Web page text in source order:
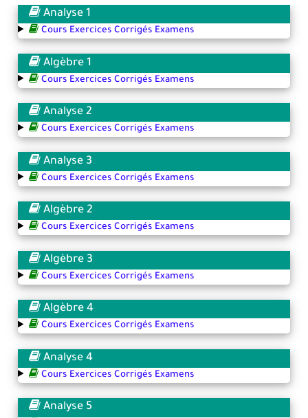
Analyse 1
Cours Exercices Corrigés Examens
Algèbre 1
Cours Exercices Corrigés Examens
Analyse 2
Cours Exercices Corrigés Examens
Analyse 3
Cours Exercices Corrigés Examens
Algèbre 2
Cours Exercices Corrigés Examens
Algèbre 3
Cours Exercices Corrigés Examens
Algèbre 4
Cours Exercices Corrigés Examens
Analyse 4
Cours Exercices Corrigés Examens
Analyse 5